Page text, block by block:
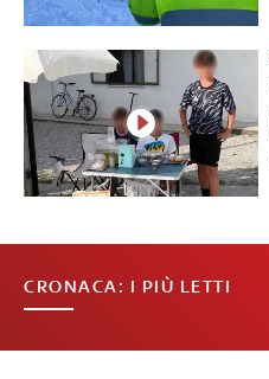
CRONACA: I PIÙ LETTI